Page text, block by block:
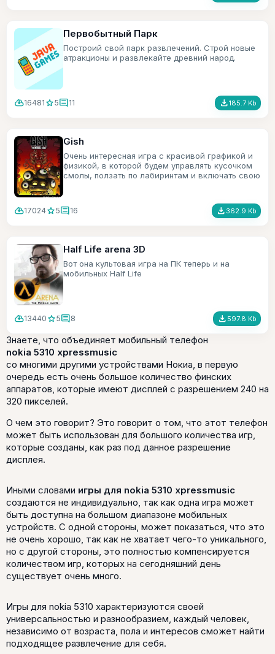
Первобытный Парк
Построий свой парк развлечений. Строй новые
атракционы и развлекайте древний народ.
cloud_download16481 star5comment11 file_download185.7 Kb
Gish
Очень интересная игра с красивой графикой и
физикой, в которой будем управлять кусочком
смолы, ползать по лабиринтам и включать свою
cloud_download17024 star5comment16 file_download 362.9 Kb
Half Life arena 3D
Вот она культовая игра на ПК теперь и на
мобильных Half Life
cloud_download13440 star5comment8 file_download 597.8 Kb
Знаете, что объединяет мобильный телефон
nokia 5310 xpressmusic
со многими другими устройствами Нокиа, в первую
очередь есть очень большое количество финских
аппаратов, которые имеют дисплей с разрешением 240 на
320 пикселей.
О чем это говорит? Это говорит о том, что этот телефон
может быть использован для большого количества игр,
которые созданы, как раз под данное разрешение
дисплея.
Иными словами игры для nokia 5310 xpressmusic
создаются не индивидуально, так как одна игра может
быть доступна на большом диапазоне мобильных
устройств. С одной стороны, может показаться, что это
не очень хорошо, так как не хватает чего-то уникального,
но с другой стороны, это полностью компенсируется
количеством игр, которых на сегодняшний день
существует очень много.
Игры для nokia 5310 характеризуются своей
универсальностью и разнообразием, каждый человек,
независимо от возраста, пола и интересов сможет найти
подходящее развлечение для себя.